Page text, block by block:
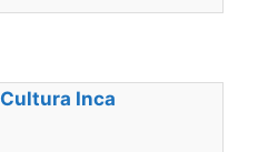
Cultura Inca